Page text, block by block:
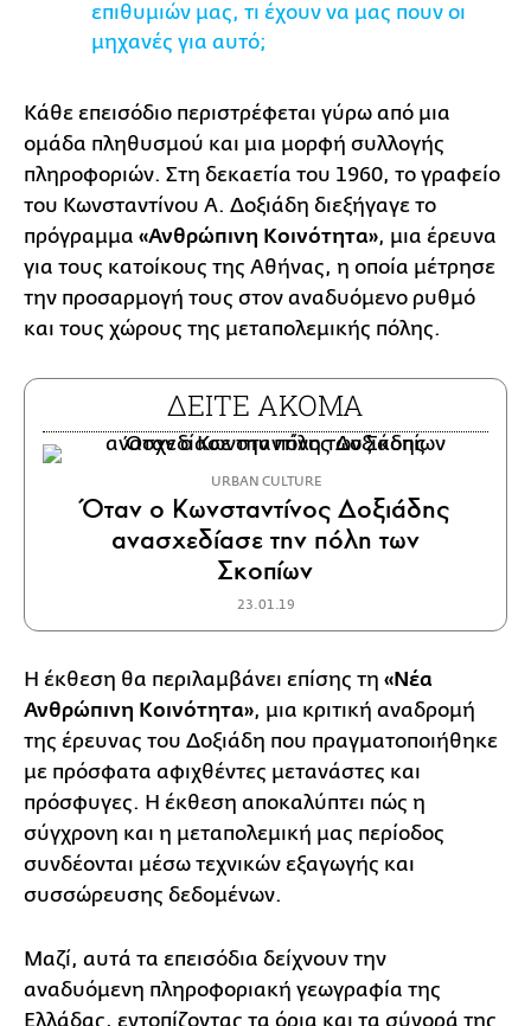
επιθυμιών μας, τι έχουν να μας πουν οι
μηχανές για αυτό;
Κάθε επεισόδιο περιστρέφεται γύρω από μια
ομάδα πληθυσμού και μια μορφή συλλογής
πληροφοριών. Στη δεκαετία του 1960, το γραφείο
του Κωνσταντίνου Α. Δοξιάδη διεξήγαγε το
πρόγραμμα «Ανθρώπινη Κοινότητα», μια έρευνα
για τους κατοίκους της Αθήνας, η οποία μέτρησε
την προσαρμογή τους στον αναδυόμενο ρυθμό
και τους χώρους της μεταπολεμικής πόλης.
ΔΕΙΤΕ ΑΚΟΜΑ
URBAN CULTURE
Όταν ο Κωνσταντίνος Δοξιάδης
ανασχεδίασε την πόλη των
Σκοπίων
23.01.19
Η έκθεση θα περιλαμβάνει επίσης τη «Νέα
Ανθρώπινη Κοινότητα», μια κριτική αναδρομή
της έρευνας του Δοξιάδη που πραγματοποιήθηκε
με πρόσφατα αφιχθέντες μετανάστες και
πρόσφυγες. Η έκθεση αποκαλύπτει πώς η
σύγχρονη και η μεταπολεμική μας περίοδος
συνδέονται μέσω τεχνικών εξαγωγής και
συσσώρευσης δεδομένων.
Μαζί, αυτά τα επεισόδια δείχνουν την
αναδυόμενη πληροφοριακή γεωγραφία της
Ελλάδας, εντοπίζοντας τα όρια και τα σύνορά της